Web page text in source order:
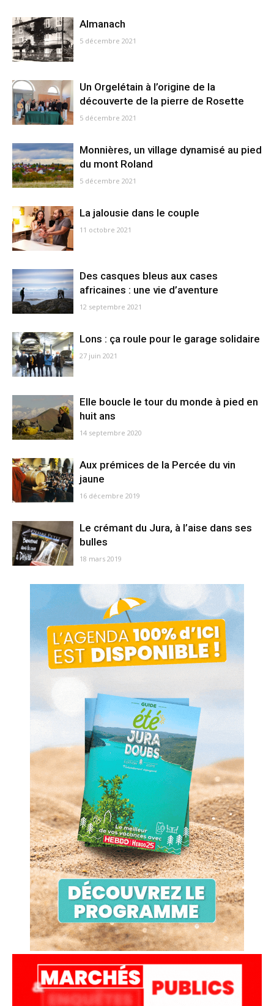
Almanach
5 décembre 2021
Un Orgelétain à l’origine de la
découverte de la pierre de Rosette
5 décembre 2021
Monnières, un village dynamisé au pied
du mont Roland
5 décembre 2021
La jalousie dans le couple
11 octobre 2021
Des casques bleus aux cases
africaines : une vie d’aventure
12 septembre 2021
Lons : ça roule pour le garage solidaire
27 juin 2021
Elle boucle le tour du monde à pied en
huit ans
14 septembre 2020
Aux prémices de la Percée du vin
jaune
16 décembre 2019
Le crémant du Jura, à l’aise dans ses
bulles
18 mars 2019